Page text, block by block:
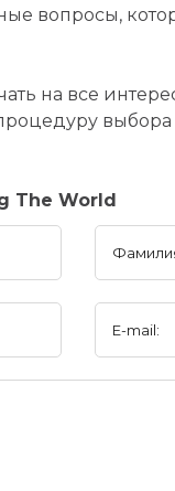
вопросы,
на все
The World
E-mail: